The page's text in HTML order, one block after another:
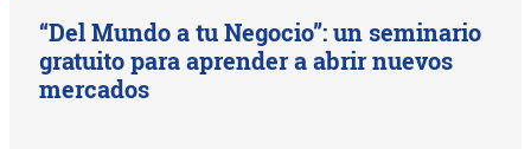
“Del Mundo a tu Negocio”: un seminario
gratuito para aprender a abrir nuevos
mercados